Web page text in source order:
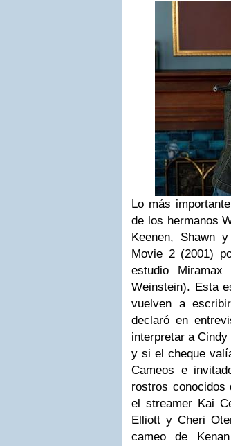
Lo más
de los hermanos
Keenen, Shawn
Movie 2 (2001)
estudio Miramax
Weinstein). Esta
vuelven a
declaró en
interpretar a
y si el cheque
Cameos e
rostros conocidos
el streamer Kai
Elliott y Cheri
cameo de